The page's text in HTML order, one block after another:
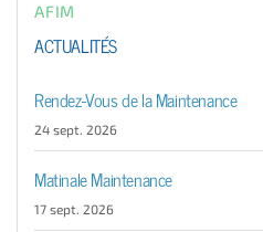
AFIM
ACTUALITÉS
Rendez-Vous de la Maintenance
24 sept. 2026
Matinale Maintenance
17 sept. 2026